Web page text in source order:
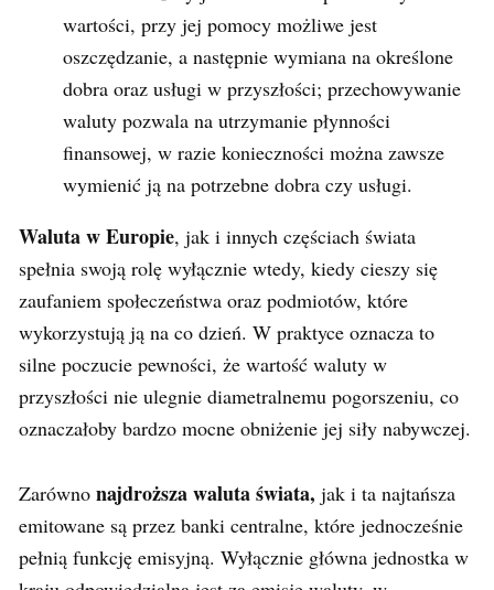
wartości, przy jej pomocy możliwe jest
oszczędzanie, a następnie wymiana na określone
dobra oraz usługi w przyszłości; przechowywanie
waluty pozwala na utrzymanie płynności
finansowej, w razie konieczności można zawsze
wymienić ją na potrzebne dobra czy usługi.
Waluta w Europie, jak i innych częściach świata
spełnia swoją rolę wyłącznie wtedy, kiedy cieszy się
zaufaniem społeczeństwa oraz podmiotów, które
wykorzystują ją na co dzień. W praktyce oznacza to
silne poczucie pewności, że wartość waluty w
przyszłości nie ulegnie diametralnemu pogorszeniu, co
oznaczałoby bardzo mocne obniżenie jej siły nabywczej.
Zarówno najdroższa waluta świata, jak i ta najtańsza
emitowane są przez banki centralne, które jednocześnie
pełnią funkcję emisyjną. Wyłącznie główna jednostka w